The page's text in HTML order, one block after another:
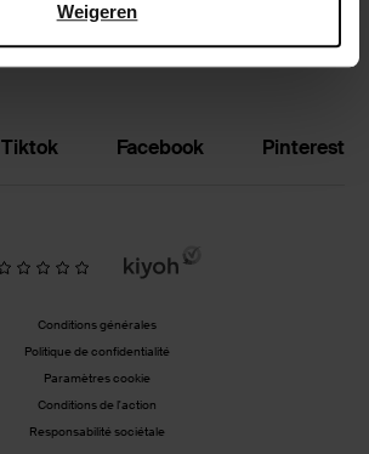
Weigeren
Tiktok Facebook Pinterest
Conditions générales
Politique de confidentialité
Paramètres cookie
Conditions de l'action
Responsabilité sociétale